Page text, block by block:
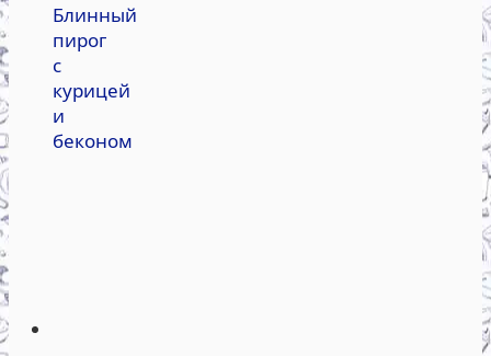
Блинный
пирог
с
курицей
и
беконом